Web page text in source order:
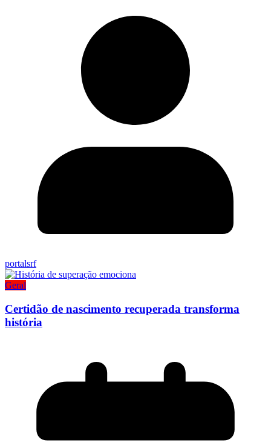
portalsrf
Geral
Certidão de nascimento recuperada transforma
história